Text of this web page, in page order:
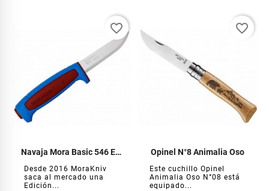
Navaja Mora Basic 546 EL-2025
Desde 2016 MoraKniv
saca al mercado una
Edición...
favorite_border
Opinel N°8 Animalia Oso
Este cuchillo Opinel
Animalia Oso N°08 está
equipado...
favorite_border